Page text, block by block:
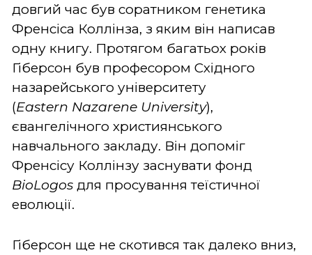
довгий час був соратником генетика
Френсіса Коллінза, з яким він написав
одну книгу. Протягом багатьох років
Гіберсон був професором Східного
назарейського університету
(Eastern Nazarene University),
євангелічного християнського
навчального закладу. Він допоміг
Френсісу Коллінзу заснувати фонд
BioLogos для просування теїстичної
еволюції.
Гіберсон ще не скотився так далеко вниз,